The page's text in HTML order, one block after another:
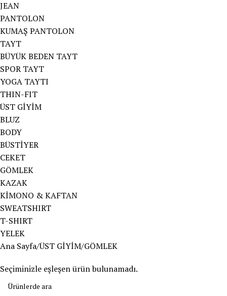
JEAN
PANTOLON
KUMAŞ PANTOLON
TAYT
BÜYÜK BEDEN TAYT
SPOR TAYT
YOGA TAYTI
THIN-FIT
ÜST GİYİM
BLUZ
BODY
BÜSTİYER
CEKET
GÖMLEK
KAZAK
KİMONO & KAFTAN
SWEATSHIRT
T-SHIRT
YELEK
Ana Sayfa ÜST GİYİM GÖMLEK
Seçiminizle eşleşen ürün bulunamadı.